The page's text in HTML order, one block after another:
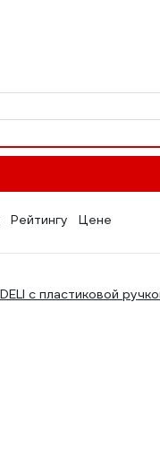
Рейтингу Цене